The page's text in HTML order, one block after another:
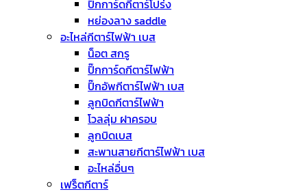
ปิ๊กการ์ดกีตาร์โปร่ง
หย่องลาง saddle
อะไหล่กีตาร์ไฟฟ้า เบส
น็อต สกรู
ปิ๊กการ์ดกีตาร์ไฟฟ้า
ปิ๊กอัพกีตาร์ไฟฟ้า เบส
ลูกบิดกีตาร์ไฟฟ้า
โวลลุ่ม ฝาครอบ
ลูกบิดเบส
สะพานสายกีตาร์ไฟฟ้า เบส
อะไหล่อื่นๆ
เฟร็ตกีตาร์